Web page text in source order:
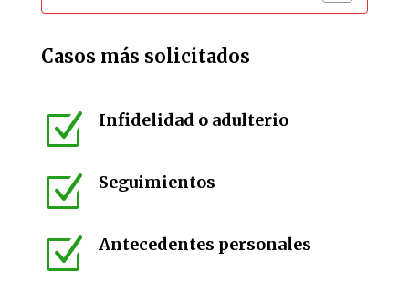
Casos más solicitados
Z Infidelidad o adulterio
Z Seguimientos
Z Antecedentes personales